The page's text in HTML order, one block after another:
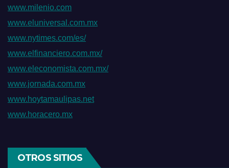
www.milenio.com
www.eluniversal.com.mx
www.nytimes.com/es/
www.elfinanciero.com.mx/
www.eleconomista.com.mx/
www.jornada.com.mx
www.hoytamaulipas.net
www.horacero.mx
OTROS SITIOS